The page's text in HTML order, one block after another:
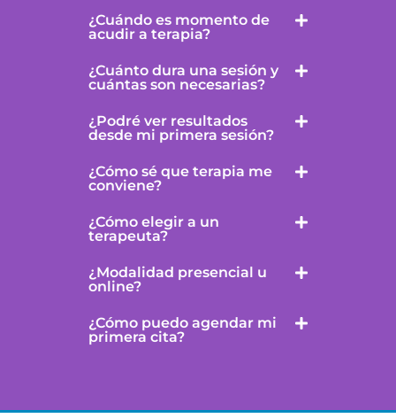
¿Cuándo es momento de
acudir a terapia?
¿Cuánto dura una sesión y
cuántas son necesarias?
¿Podré ver resultados
desde mi primera sesión?
¿Cómo sé que terapia me
conviene?
¿Cómo elegir a un
terapeuta?
¿Modalidad presencial u
online?
¿Cómo puedo agendar mi
primera cita?